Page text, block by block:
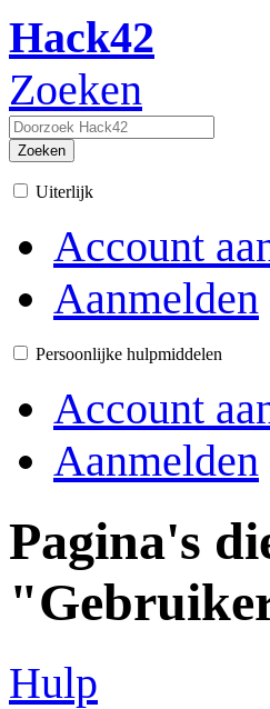
Hack42
Zoeken
Zoeken
Uiterlijk
Account
Aanmelden
Persoonlijke hulpmiddelen
Account
Aanmelden
Pagina's
Hulp